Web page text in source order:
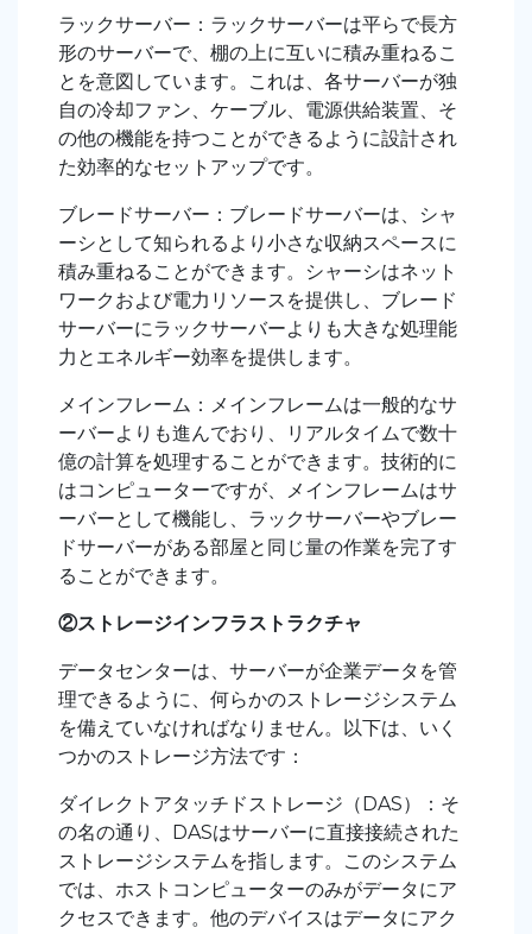
ラックサーバー：ラックサーバーは平らで長方
形のサーバーで、棚の上に互いに積み重ねるこ
とを意図しています。これは、各サーバーが独
自の冷却ファン、ケーブル、電源供給装置、そ
の他の機能を持つことができるように設計され
た効率的なセットアップです。
ブレードサーバー：ブレードサーバーは、シャ
ーシとして知られるより小さな収納スペースに
積み重ねることができます。シャーシはネット
ワークおよび電力リソースを提供し、ブレード
サーバーにラックサーバーよりも大きな処理能
力とエネルギー効率を提供します。
メインフレーム：メインフレームは一般的なサ
ーバーよりも進んでおり、リアルタイムで数十
億の計算を処理することができます。技術的に
はコンピューターですが、メインフレームはサ
ーバーとして機能し、ラックサーバーやブレー
ドサーバーがある部屋と同じ量の作業を完了す
ることができます。
②ストレージインフラストラクチャ
データセンターは、サーバーが企業データを管
理できるように、何らかのストレージシステム
を備えていなければなりません。以下は、いく
つかのストレージ方法です：
ダイレクトアタッチドストレージ（DAS）：そ
の名の通り、DASはサーバーに直接接続された
ストレージシステムを指します。このシステム
では、ホストコンピューターのみがデータにア
クセスできます。他のデバイスはデータにアク